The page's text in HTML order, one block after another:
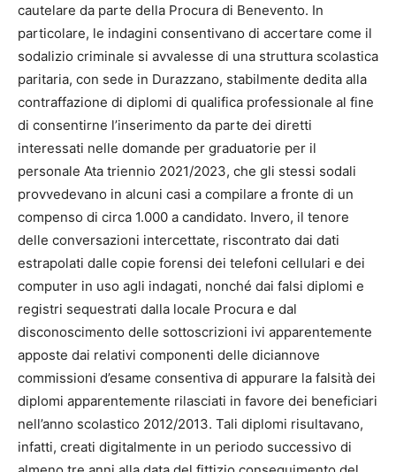
cautelare da parte della Procura di Benevento. In
particolare, le indagini consentivano di accertare come il
sodalizio criminale si avvalesse di una struttura scolastica
paritaria, con sede in Durazzano, stabilmente dedita alla
contraffazione di diplomi di qualifica professionale al fine
di consentirne l’inserimento da parte dei diretti
interessati nelle domande per graduatorie per il
personale Ata triennio 2021/2023, che gli stessi sodali
provvedevano in alcuni casi a compilare a fronte di un
compenso di circa 1.000 a candidato. Invero, il tenore
delle conversazioni intercettate, riscontrato dai dati
estrapolati dalle copie forensi dei telefoni cellulari e dei
computer in uso agli indagati, nonché dai falsi diplomi e
registri sequestrati dalla locale Procura e dal
disconoscimento delle sottoscrizioni ivi apparentemente
apposte dai relativi componenti delle diciannove
commissioni d’esame consentiva di appurare la falsità dei
diplomi apparentemente rilasciati in favore dei beneficiari
nell’anno scolastico 2012/2013. Tali diplomi risultavano,
infatti, creati digitalmente in un periodo successivo di